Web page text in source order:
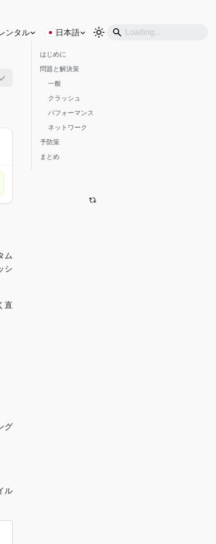
ンタル 日本語
ム
シ
直
グ
ル
はじめに
問題と解決策
一般
クラッシュ
パフォーマンス
ネットワーク
予防策
まとめ